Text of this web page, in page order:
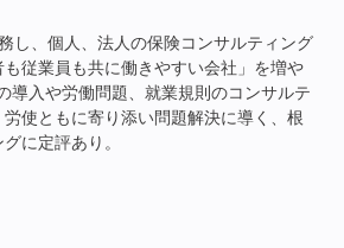
し、個人、法人の保険コンサルティング
従業員も共に働きやすい会社」を増や
導入や労働問題、就業規則のコンサルテ
使ともに寄り添い問題解決に導く、根
に定評あり。